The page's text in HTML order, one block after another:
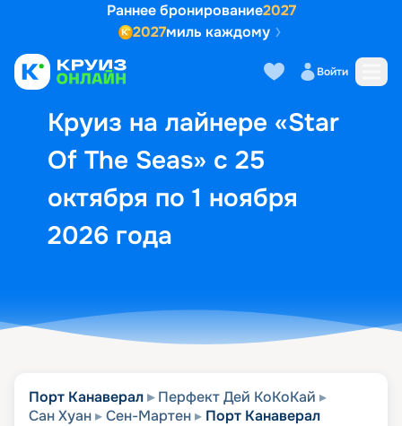
Раннее бронирование2027
2027миль каждому
Войти
Круиз на лайнере «Star
Of The Seas» с 25
октября по 1 ноября
2026 года
Выбор кают Маршрут и
Порт Канаверал
Перфект Дей КоКоКай
Сан Хуан
Сен-Мартен Порт Канаверал